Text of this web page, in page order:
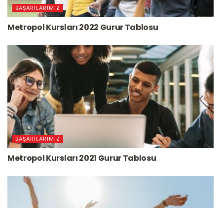
BAŞARILARIMIZ
Metropol Kursları 2022 Gurur Tablosu
BAŞARILARIMIZ
Metropol Kursları 2021 Gurur Tablosu